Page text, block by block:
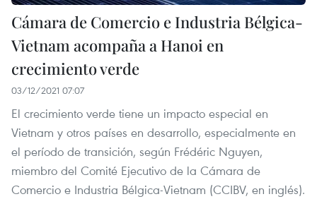
Cámara de Comercio e Industria Bélgica-
Vietnam acompaña a Hanoi en
crecimiento verde
03/12/2021 07:07
El crecimiento verde tiene un impacto especial en
Vietnam y otros países en desarrollo, especialmente en
el período de transición, según Frédéric Nguyen,
miembro del Comité Ejecutivo de la Cámara de
Comercio e Industria Bélgica-Vietnam (CCIBV, en inglés).